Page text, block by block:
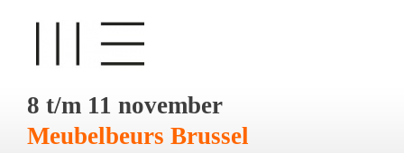
8 t/m 11 november
Meubelbeurs Brussel